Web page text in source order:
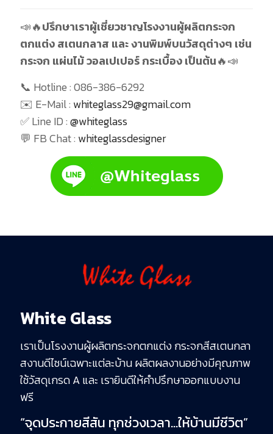
📣🔥ปรึกษาเราผู้เชี่ยวชาญโรงงานผู้ผลิตกระจก
ตกแต่ง สเตนกลาส และ งานพิมพ์บนวัสดุต่างๆ เช่น
กระจก แผ่นไม้ วอลเปเปอร์ กระเบื้อง เป็นต้น🔥📣
📞 Hotline :086-386-6292
✉️ E-Mail : whiteglass29@gmail.com
✅ Line ID :@whiteglass
💬 FB Chat : whiteglassdesigner
White Glass
เราเป็นโรงงานผู้ผลิตกระจกตกแต่ง กระจกสีสเตนกลา
สงานดีไซน์เฉพาะแต่ละบ้าน ผลิตผลงานอย่างมีคุณภาพ
ใช้วัสดุเกรด A และ เรายินดีให้คำปรึกษาออกแบบงาน
ฟรี
“จุดประกายสีสัน ทุกช่วงเวลา…ให้บ้านมีชีวิต”